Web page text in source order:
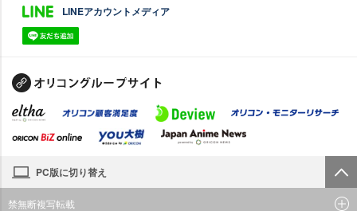
LINEアカウントメディア
PC版に切り替え
禁無断複写転載